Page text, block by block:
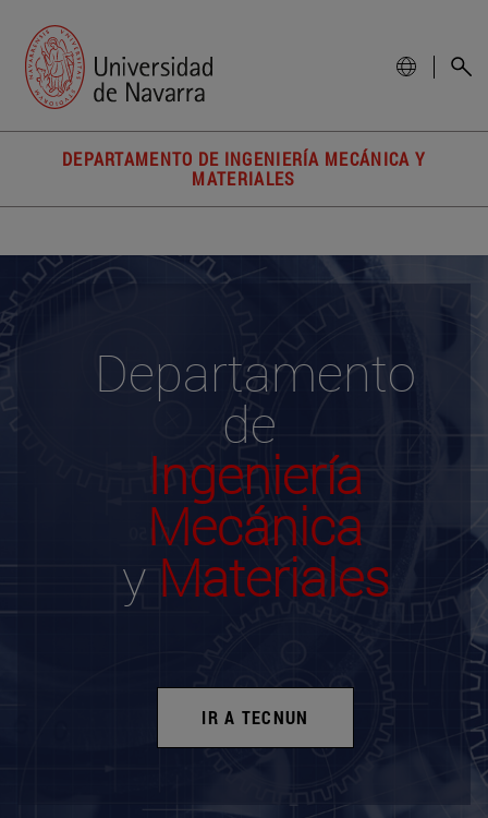
DEPARTAMENTO DE INGENIERÍA MECÁNICA Y
MATERIALES
Departamento
de
Ingeniería
Mecánica
y Materiales
IR A TECNUN